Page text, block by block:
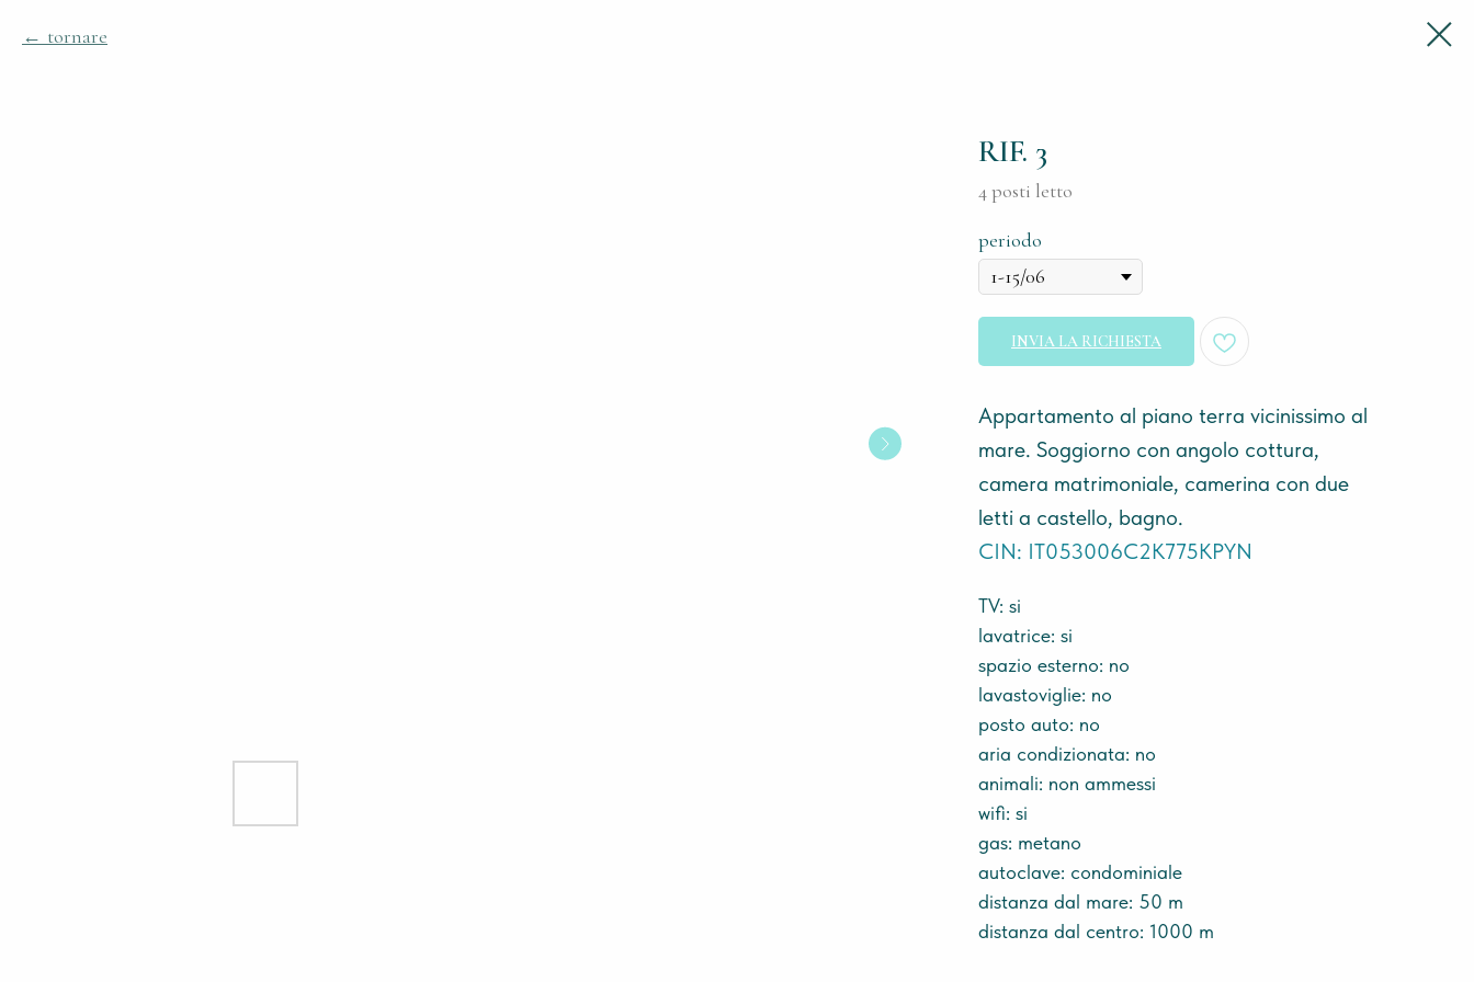
tornare
RIF. 3
4 posti letto
periodo
INVIA LA RICHIESTA
Appartamento al piano terra vicinissimo al
mare. Soggiorno con angolo cottura,
camera matrimoniale, camerina con due
letti a castello, bagno.
CIN: IT053006C2K775KPYN
TV: si
lavatrice: si
spazio esterno: no
lavastoviglie: no
posto auto: no
aria condizionata: no
animali: non ammessi
wifi: si
gas: metano
autoclave: condominiale
distanza dal mare: 50 m
distanza dal centro: 1000 m